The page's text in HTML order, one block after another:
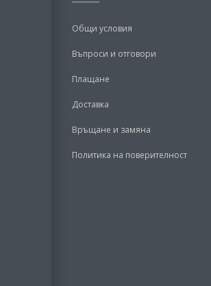
Общи условия
Въпроси и отговори
Плащане
Доставка
Връщане и замяна
Политика на поверителност